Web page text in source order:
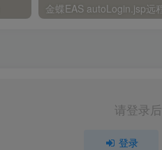
请登录
登录